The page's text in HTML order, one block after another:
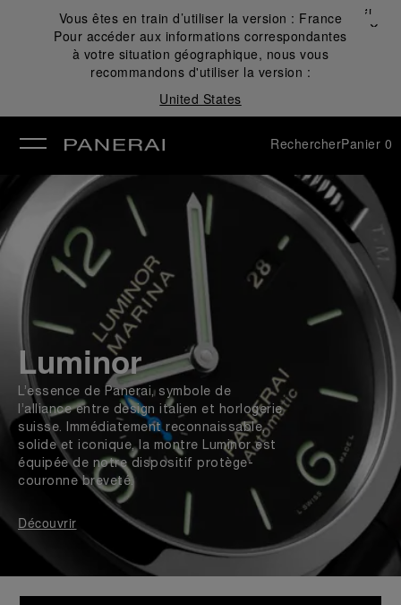
Vous êtes en train d’utiliser la version : France
Pour accéder aux informations correspondantes
à votre situation géographique, nous vous
recommandons d'utiliser la version :
United States
Fermer
✕
RechercherPanier 0
Luminor
L’essence de Panerai, symbole de
l’alliance entre design italien et horlogerie
suisse. Immédiatement reconnaissable,
solide et iconique, la montre Luminor est
équipée de notre dispositif protège-
couronne breveté.
Découvrir